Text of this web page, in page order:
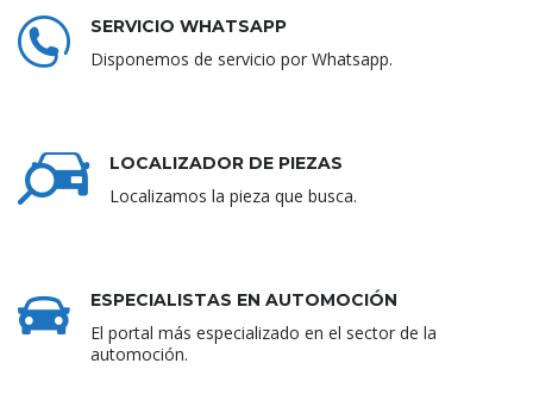
SERVICIO WHATSAPP
Disponemos de servicio por Whatsapp.
LOCALIZADOR DE PIEZAS
Localizamos la pieza que busca.
ESPECIALISTAS EN AUTOMOCIÓN
El portal más especializado en el sector de la
automoción.